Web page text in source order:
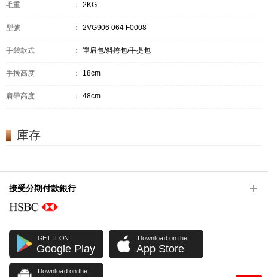
毛重 ： 2KG
型號 ： 2VG906 064 F0008
手袋款式 ： 單肩包/斜挎包/手提包
手挽高度 ： 18cm
肩帶高度 ： 48cm
庫存
接受分期付款銀行
GET IT ON
Google Play
Download on the
App Store
Download on the